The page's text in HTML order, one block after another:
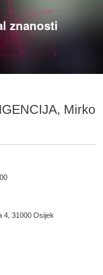
znanosti
Mirko
4, 31000 Osijek